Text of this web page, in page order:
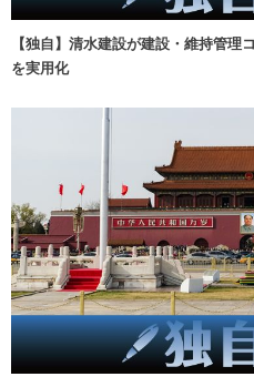
【独自】清水建設が建設・維持管
を実用化